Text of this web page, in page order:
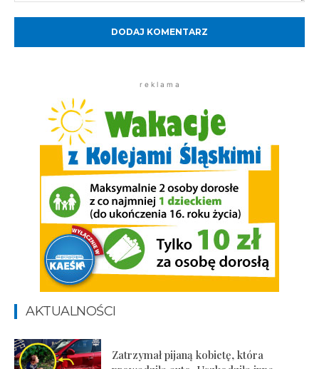
r e k l a m a
AKTUALNOŚCI
Zatrzymał pijaną kobietę, która